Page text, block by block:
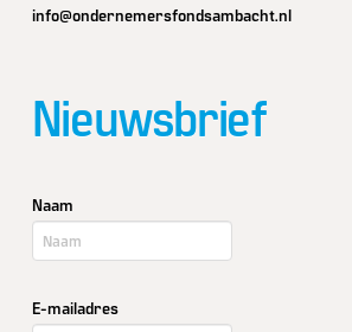
info@ondernemersfondsambacht.nl
Nieuwsbrief
Naam
E-mailadres